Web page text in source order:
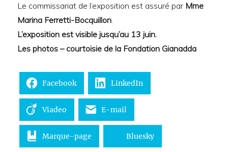
Le commissariat de l’exposition est assuré par Mme
Marina Ferretti-Bocquillon.
L’exposition est visible jusqu’au 13 juin.
Les photos – courtoisie de la Fondation Gianadda
Facebook LinkedIn
Viadeo E-mail
Marque-page Bluesky